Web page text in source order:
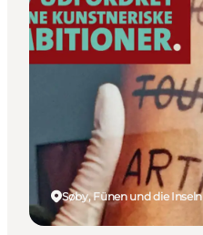
Unterkünfte
Essen
Veranstaltungen
Reiseplanung
Søby, Fünen und die Inseln